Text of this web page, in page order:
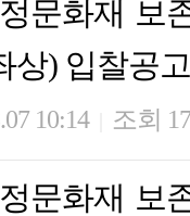
문화재 보
상) 입찰공고
10:14 조회
문화재 보